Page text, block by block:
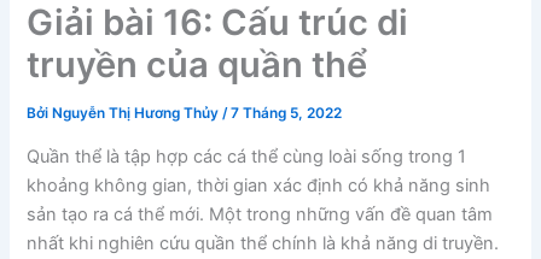
Giải bài 16: Cấu trúc di
truyền của quần thể
Bởi Nguyễn Thị Hương Thủy/7 Tháng 5, 2022
Quần thể là tập hợp các cá thể cùng loài sống trong 1
khoảng không gian, thời gian xác định có khả năng sinh
sản tạo ra cá thể mới. Một trong những vấn đề quan tâm
nhất khi nghiên cứu quần thể chính là khả năng di truyền.